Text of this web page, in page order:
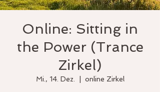
Online: Sitting in
the Power (Trance
Zirkel)
Mi., 14. Dez. online Zirkel